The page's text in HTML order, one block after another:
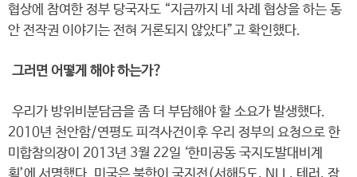
협상에 참여한 정부 당국자도 “지금까지 네 차례 협상을 하는 동
안 전작권 이야기는 전혀 거론되지 않았다”고 확인했다.
그러면 어떻게 해야 하는가?
우리가 방위비분담금을 좀 더 부담해야 할 소요가 발생했다.
2010년 천안함/연평도 피격사건이후 우리 정부의 요청으로 한
미합참의장이 2013년 3월 22일 ‘한미공동 국지도발대비계